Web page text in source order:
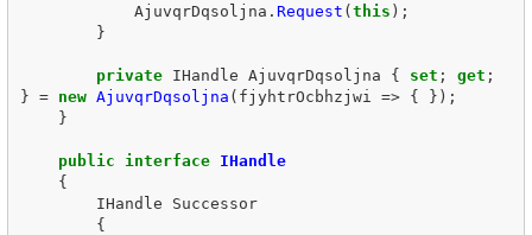
AjuvqrDqsoljna . Request (this );
}
private IHandle AjuvqrDqsoljna { set ; get ;
} = new AjuvqrDqsoljna ( fjyhtrOcbhzjwi => {
});
}
public interface
IHandle
{
IHandle
Successor
{